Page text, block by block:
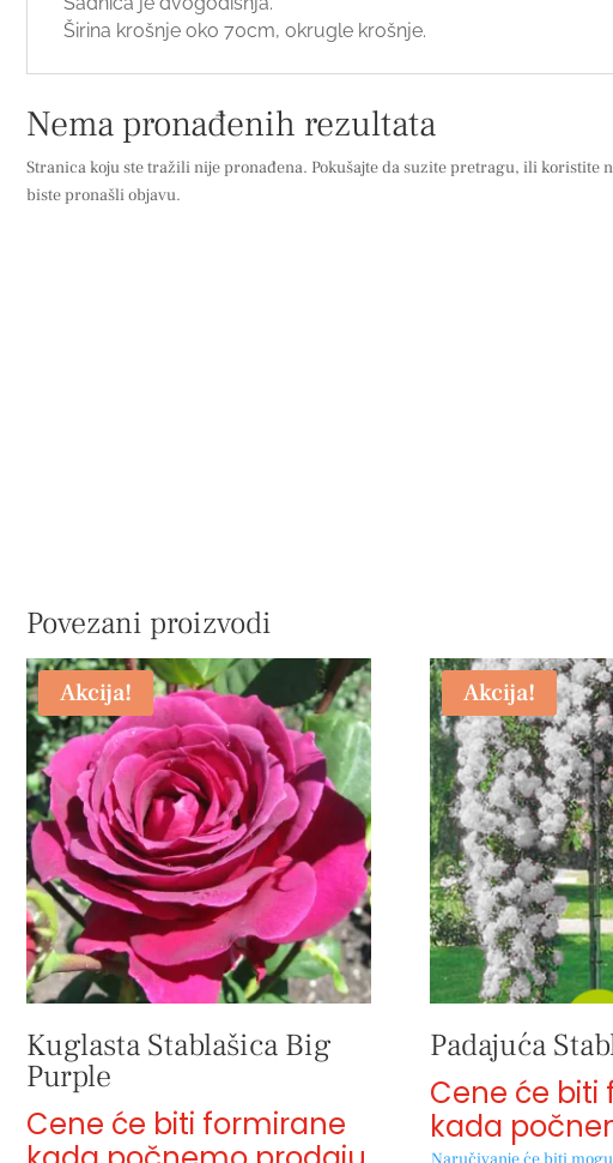
Širina krošnje oko 70cm, okrugle krošnje.
Nema pronađenih rezultata
Stranica koju ste tražili nije pronađena. Pokušajte da suzite pretragu, ili koristite
biste pronašli objavu.
Povezani proizvodi
Akcija!
Kuglasta Stablašica Big
Purple
Cene će biti formirane
Akcija!
Padajuća
Cene će biti
kada